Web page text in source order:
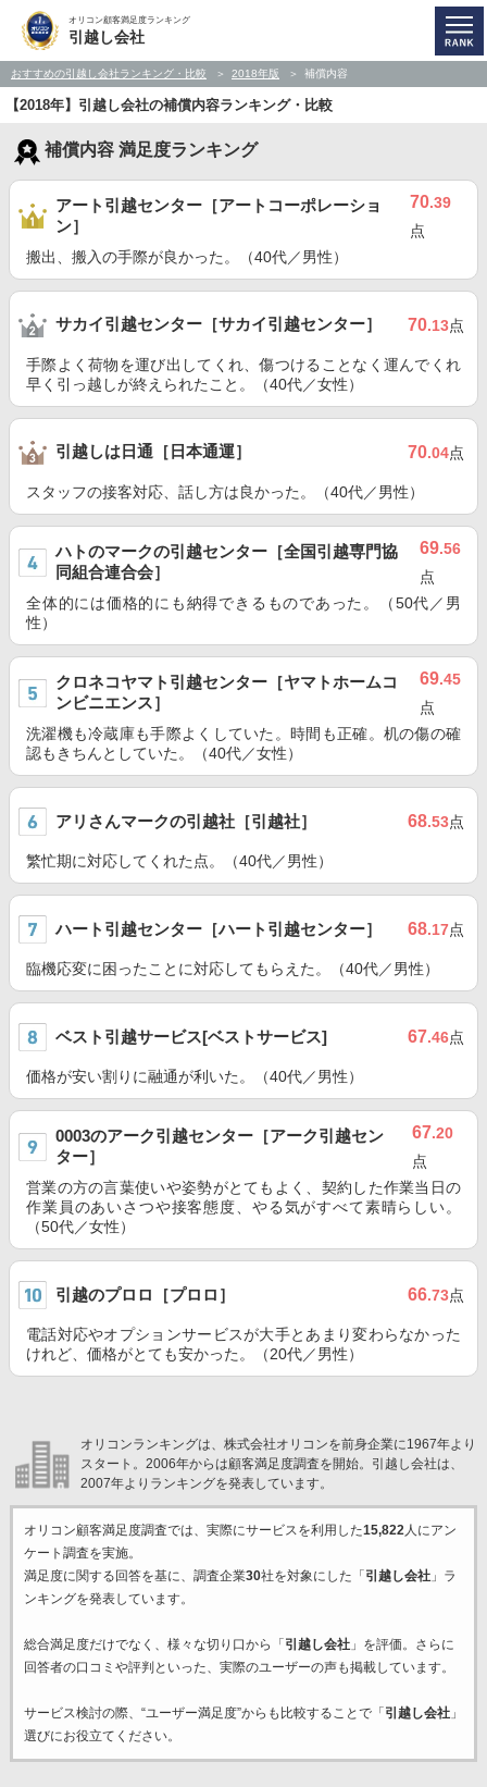
オリコン顧客満足度ランキング
引越し会社
おすすめの引越し会社ランキング・比較 2018年版 補償内容
【2018年】引越し会社の補償内容ランキング・比較
補償内容 満足度ランキング
アート引越センター［アートコーポレーショ
ン］
70.39
点
搬出、搬入の手際が良かった。（40代／男性）
サカイ引越センター［サカイ引越センター］ 70.13点
手際よく荷物を運び出してくれ、傷つけることなく運んでくれ
早く引っ越しが終えられたこと。（40代／女性）
引越しは日通［日本通運］ 70.04点
スタッフの接客対応、話し方は良かった。（40代／男性）
ハトのマークの引越センター［全国引越専門協
同組合連合会］
69.56
点
全体的には価格的にも納得できるものであった。（50代／男
性）
クロネコヤマト引越センター［ヤマトホームコ
ンビニエンス］
69.45
点
洗濯機も冷蔵庫も手際よくしていた。時間も正確。机の傷の確
認もきちんとしていた。（40代／女性）
アリさんマークの引越社［引越社］ 68.53点
繁忙期に対応してくれた点。（40代／男性）
ハート引越センター［ハート引越センター］ 68.17点
臨機応変に困ったことに対応してもらえた。（40代／男性）
ベスト引越サービス[ベストサービス] 67.46点
価格が安い割りに融通が利いた。（40代／男性）
0003のアーク引越センター［アーク引越セン
ター］
67.20
点
営業の方の言葉使いや姿勢がとてもよく、契約した作業当日の
作業員のあいさつや接客態度、やる気がすべて素晴らしい。
（50代／女性）
引越のプロロ［プロロ］ 66.73点
電話対応やオプションサービスが大手とあまり変わらなかった
けれど、価格がとても安かった。（20代／男性）
オリコンランキングは、株式会社オリコンを前身企業に1967年より
スタート。2006年からは顧客満足度調査を開始。引越し会社は、
2007年よりランキングを発表しています。
オリコン顧客満足度調査では、実際にサービスを利用した15,822人にアン
ケート調査を実施。
満足度に関する回答を基に、調査企業30社を対象にした「 引越し会社」ラ
ンキングを発表しています。
総合満足度だけでなく、様々な切り口から「 引越し会社」を評価。さらに
回答者の口コミや評判といった、実際のユーザーの声も掲載しています。
サービス検討の際、“ユーザー満足度”からも比較することで「 引越し会社」
選びにお役立てください。